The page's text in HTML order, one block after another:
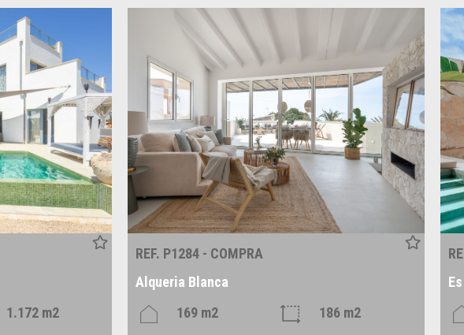
1.172 m2
REF. P1284 - COMPRA
Alqueria Blanca
169 m2
186 m2